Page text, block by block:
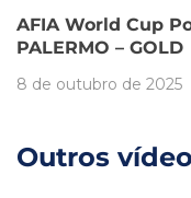
AFIA World Cup
PALERMO – GOLD
8 de outubro de 2025
Outros